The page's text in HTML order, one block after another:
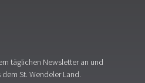
täglichen Newsletter an und
St. Wendeler Land.